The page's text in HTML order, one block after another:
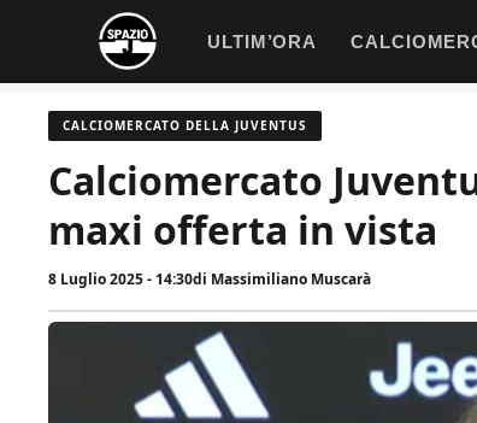
contenuto
ULTIM’ORA
CALCIOMERCATO DELLA JUVENTUS
Calciomercato
maxi offerta in vista
8 Luglio 2025 - 14:30di Massimiliano Muscarà